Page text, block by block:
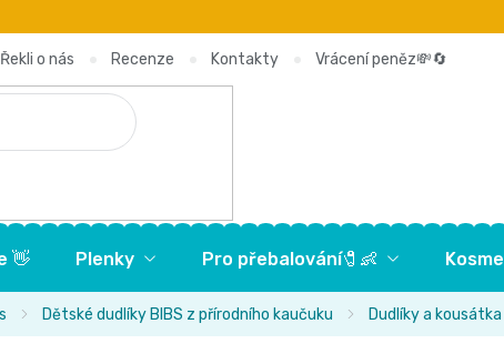
Řekli o nás Recenze Kontakty Vrácení peněz💸🔄
👋 Plenky Pro přebalování🧷👶
Dětské dudlíky BIBS z přírodního kaučuku Dudlíky a kousátka